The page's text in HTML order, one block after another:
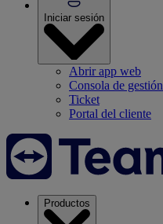
Iniciar sesión
Abrir app web
Consola de gestión
Ticket
Portal del cliente
Productos